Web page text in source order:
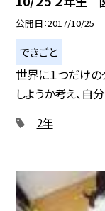
公開日 2017/10/25
できごと
世界に１つだけの
しようか考え、自
2年